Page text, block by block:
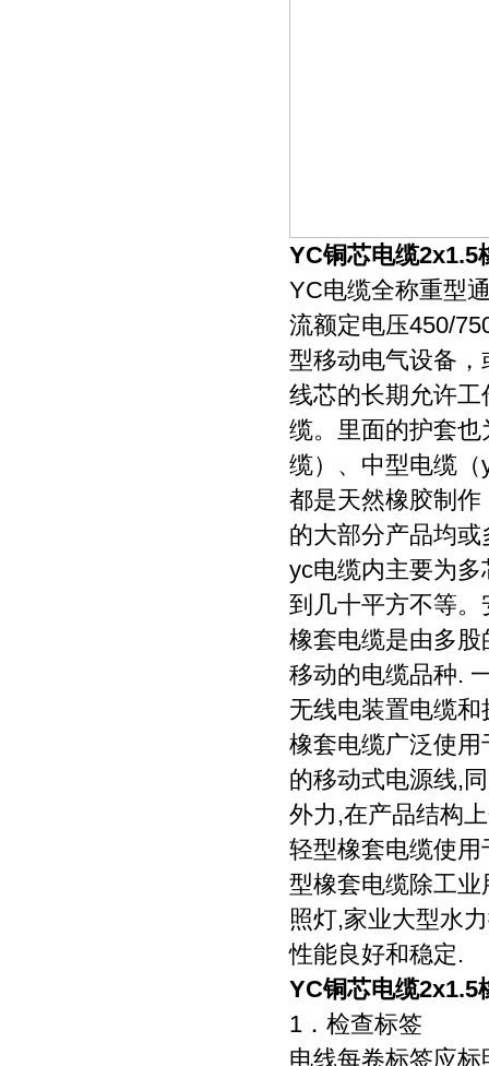
YC铜芯电缆2x1.5
YC电缆全称重型
流额定电压450/
型移动电气设备
线芯的长期允许
缆。里面的护套
缆）、中型电缆
都是天然橡胶制
的大部分产品均
yc电缆内主要为
到几十平方不等
橡套电缆是由多
移动的电缆品种.
无线电装置电缆
橡套电缆广泛使
的移动式电源线,
外力,在产品结构
轻型橡套电缆使
型橡套电缆除工
照灯,家业大型水
性能良好和稳定.
YC铜芯电缆2x1.5
1．检查标签
电线每卷标签应